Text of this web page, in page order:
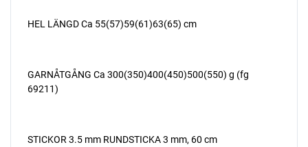
HEL LÄNGD Ca 55(57)59(61)63(65) cm
GARNÅTGÅNG Ca 300(350)400(450)500(550) g (fg
69211)
STICKOR 3.5 mm RUNDSTICKA 3 mm, 60 cm